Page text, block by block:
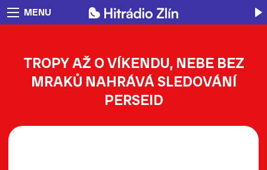
MENU
TROPY AŽ O VÍKENDU, NEBE BEZ
MRAKŮ NAHRÁVÁ SLEDOVÁNÍ
PERSEID